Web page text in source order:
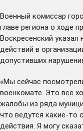
Военный комиссар
главе региона о ходе
Воскресенский
действий в
допустивших
«Мы сейчас
военкомате. Это всё
жалобы из ряда
что ведутся какие-то
действия. Я могу